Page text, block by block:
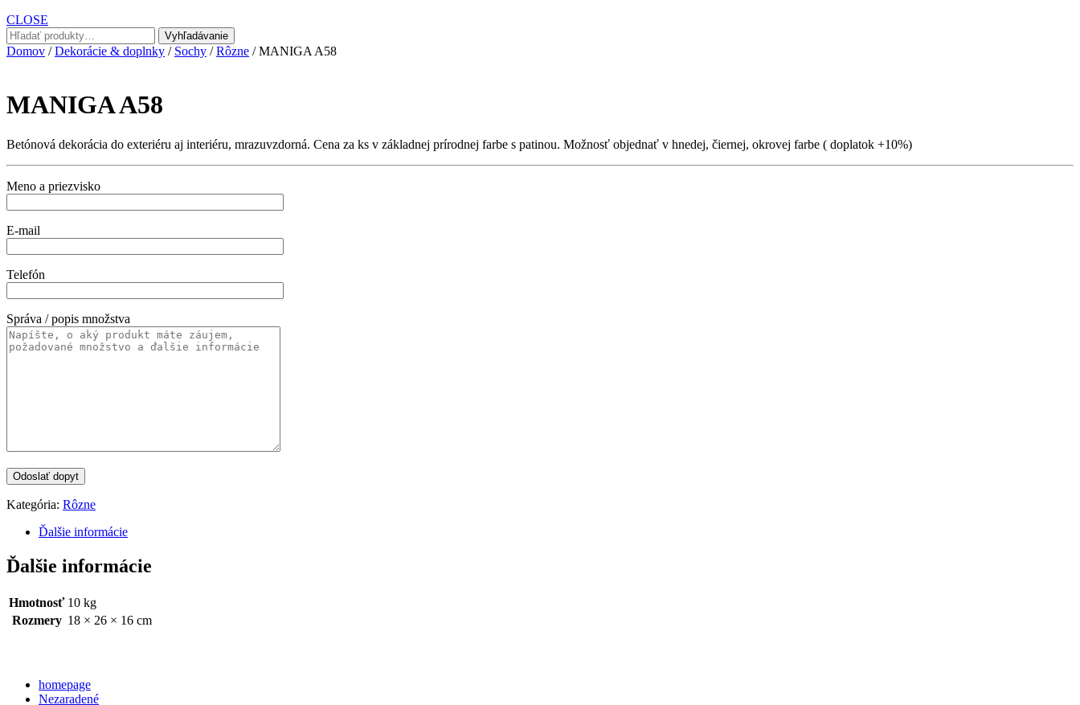
CLOSE
Hľadať:
Vyhľadávanie
Domov /Dekorácie & doplnky / Sochy /Rôzne / MANIGA A58
MANIGA A58
Betónová dekorácia do exteriéru aj interiéru, mrazuvzdorná. Cena za ks v základnej prírodnej farbe s patinou. Možnosť objednať v hnedej, čiernej, okrovej farbe ( doplatok +10%)
Meno a priezvisko
E-mail
Telefón
Správa / popis množstva
Kategória: Rôzne
Ďalšie informácie
Ďalšie informácie
Hmotnosť 10 kg
Rozmery 18 × 26 × 16 cm
homepage
Nezaradené